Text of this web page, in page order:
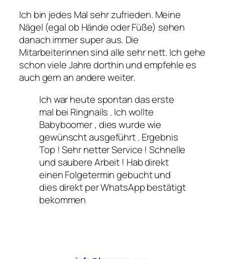
Ich bin jedes Mal sehr zufrieden. Meine
Nägel (egal ob Hände oder Füße) sehen
danach immer super aus. Die
Mitarbeiterinnen sind alle sehr nett. Ich gehe
schon viele Jahre dorthin und empfehle es
auch gern an andere weiter.
Ich war heute spontan das erste
mal bei Ringnails . Ich wollte
Babyboomer , dies wurde wie
gewünscht ausgeführt . Ergebnis
Top ! Sehr netter Service ! Schnelle
und saubere Arbeit ! Hab direkt
einen Folgetermin gebucht und
dies direkt per WhatsApp bestätigt
bekommen